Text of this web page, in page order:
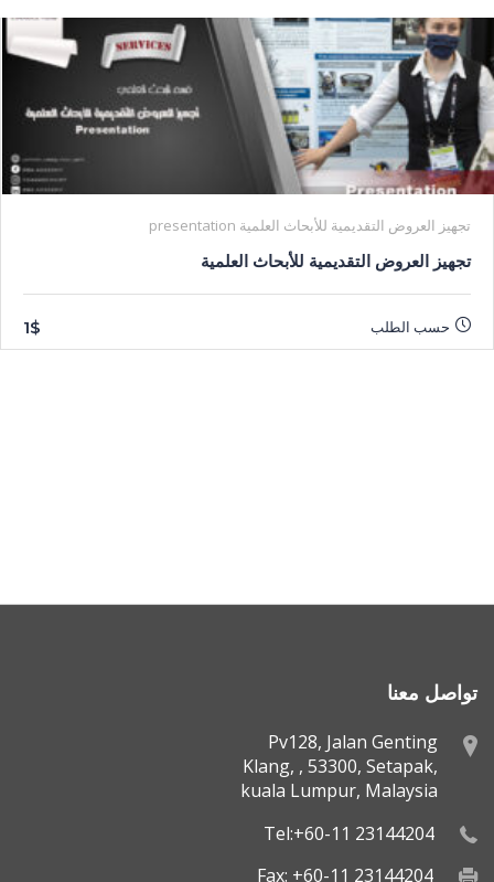
تجهيز العروض التقديمية للأبحاث العلمية presentation
تجهيز العروض التقديمية للأبحاث العلمية
حسب الطلب 1$
تواصل معنا
Pv128, Jalan Genting
Klang, , 53300, Setapak,
kuala Lumpur, Malaysia
Tel:+60-11 23144204
Fax: +60-11 23144204